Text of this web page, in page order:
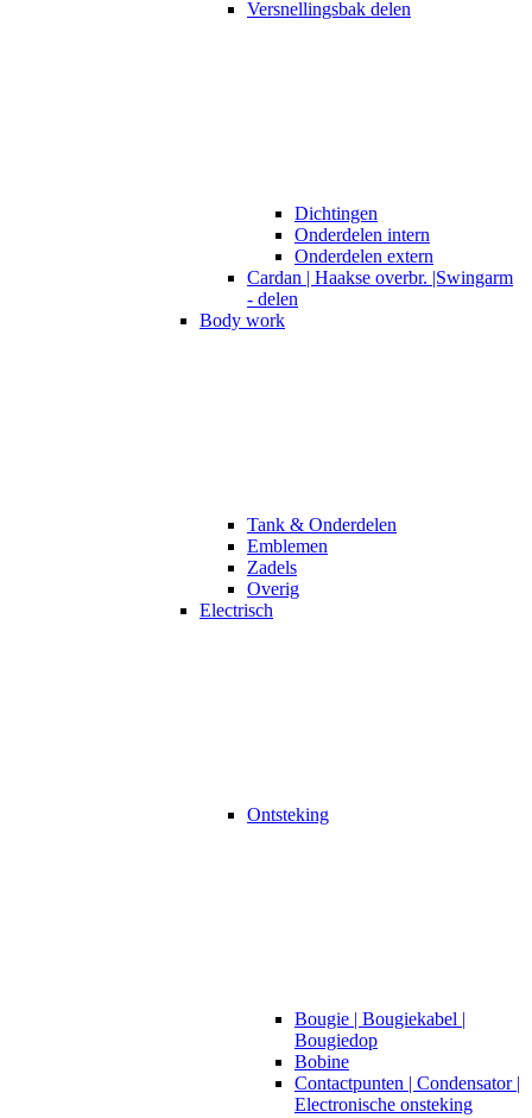
Versnellingsbak delen
Dichtingen
Onderdelen intern
Onderdelen extern
Cardan | Haakse overbr. |Swingarm
- delen
Body work
Tank & Onderdelen
Emblemen
Zadels
Overig
Electrisch
Ontsteking
Bougie | Bougiekabel |
Bougiedop
Bobine
Contactpunten | Condensator |
Electronische onsteking